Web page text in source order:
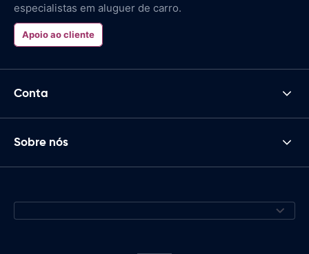
especialistas em aluguer de carro.
Apoio ao cliente
Conta
Sobre nós